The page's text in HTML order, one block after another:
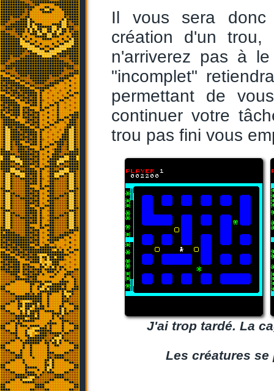
Il vous sera donc
création d'un
n'arriverez pas à
"incomplet"
permettant de
continuer votre
trou pas fini vous
J'ai trop tardé. La
Les créatures